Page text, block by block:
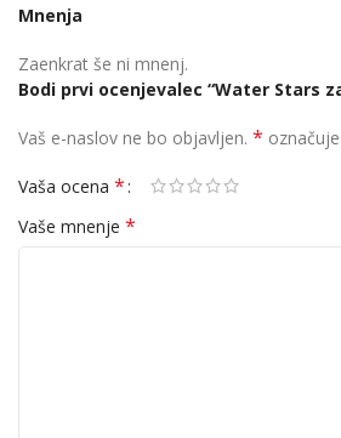
Mnenja
Zaenkrat še ni mnenj.
Bodi prvi ocenjevalec “Water Stars
Vaš e-naslov ne bo objavljen. *
Vaša ocena *
Vaše mnenje *